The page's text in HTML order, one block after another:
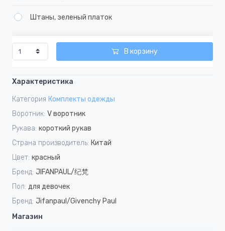
Штаны, зеленый платок
В корзину
Характеристика
Категория Комплекты одежды
Воротник: V воротник
Рукава: короткий рукав
Страна производитель: Китай
Цвет: красный
Бренд: JIFANPAUL/纪梵
Пол: для девочек
Бренд: Jifanpaul/Givenchy Paul
Магазин